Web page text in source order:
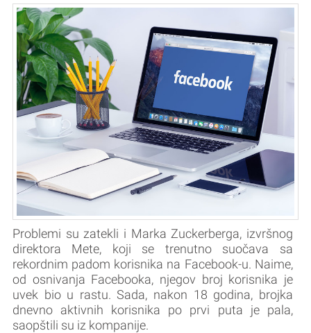
Problemi su zatekli i Marka Zuckerberga, izvršnog
direktora Mete, koji se trenutno suočava sa
rekordnim padom korisnika na Facebook-u. Naime,
od osnivanja Facebooka, njegov broj korisnika je
uvek bio u rastu. Sada, nakon 18 godina, brojka
dnevno aktivnih korisnika po prvi puta je pala,
saopštili su iz kompanije.